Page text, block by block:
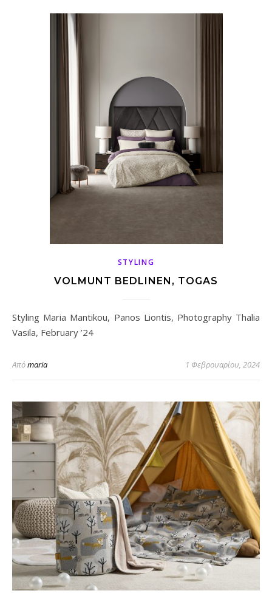
STYLING
VOLMUNT BEDLINEN, TOGAS
Styling Maria Mantikou, Panos Liontis, Photography Thalia
Vasila, February ’24
Απόmaria 1 Φεβρουαρίου, 2024